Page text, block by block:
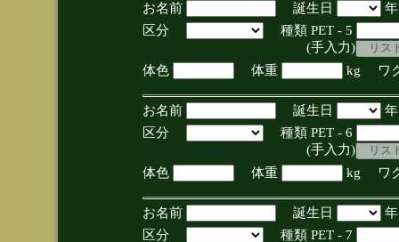
お名前 誕生日
区分
種類 PET - 5
(手入力)
体色
体重 kg ワ
お名前 誕生日
区分
種類 PET - 6
(手入力)
体色
体重 kg ワ
お名前 誕生日
区分
種類 PET - 7